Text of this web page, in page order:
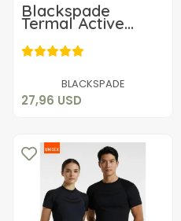
Blackspade
Termal Active
Atlet 9260
BLACKSPADE
27,96 USD
27,96 USD